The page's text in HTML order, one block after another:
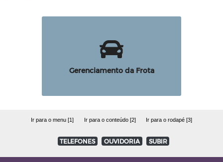
Gerenciamento da Frota
Ir para o menu [1] Ir para o conteúdo [2] Ir para o rodapé [3]
TELEFONES OUVIDORIA SUBIR